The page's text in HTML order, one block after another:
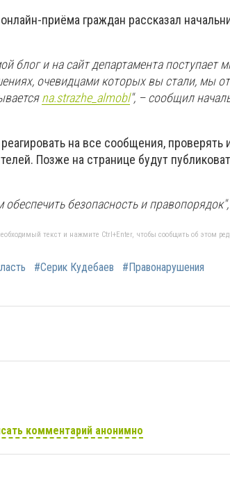
приёма граждан рассказал
блог и на сайт департамента поступает
очевидцами которых вы стали, мы
na.strazhe_almobl", – сообщил
на все сообщения, проверять
Позже на странице будут
безопасность и
текст и нажмите Ctrl+Enter, чтобы сообщить об этом
#Серик Кудебаев #Правонарушения
комментарий анонимно